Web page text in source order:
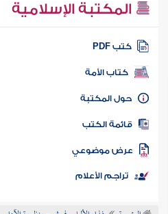
المكتبة الإسلامية
كتب PDF
كتاب الأمة
المكتبة
الكتب
موضوعي